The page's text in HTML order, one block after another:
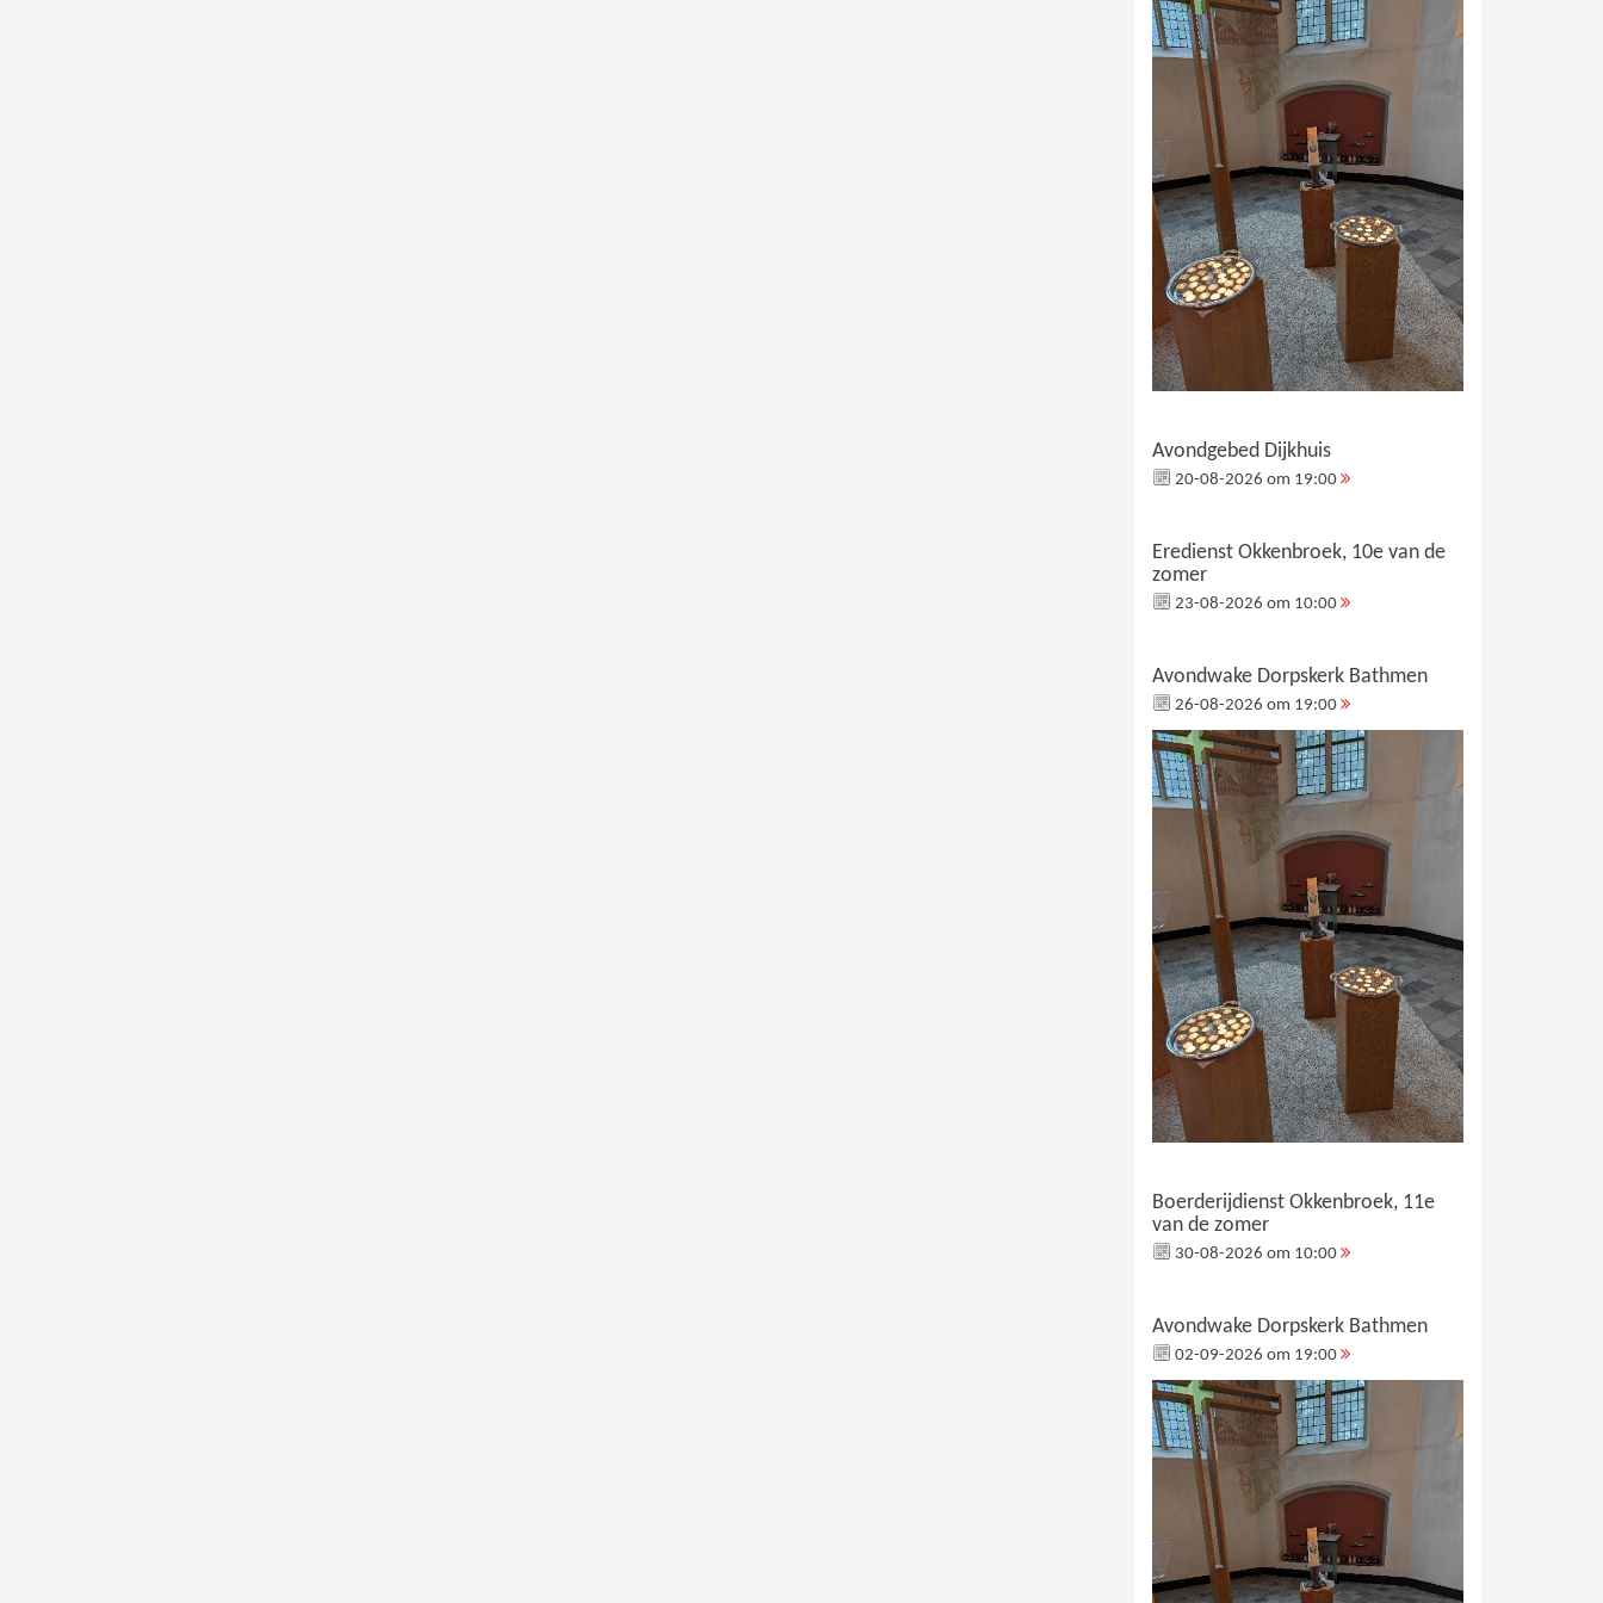
Avondgebed Dijkhuis
20-08-2026 om 19:00
Eredienst Okkenbroek, 10e van de
zomer
23-08-2026 om 10:00
Avondwake Dorpskerk Bathmen
26-08-2026 om 19:00
Boerderijdienst Okkenbroek, 11e
van de zomer
30-08-2026 om 10:00
Avondwake Dorpskerk Bathmen
02-09-2026 om 19:00